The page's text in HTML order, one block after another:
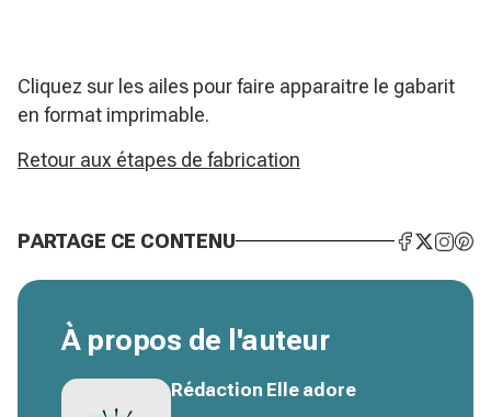
Cliquez sur les ailes pour faire apparaitre le gabarit
en format imprimable.
Retour aux étapes de fabrication
PARTAGE CE CONTENU
À propos de l'auteur
Rédaction Elle adore